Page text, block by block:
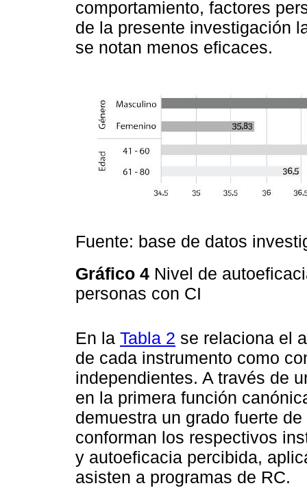
comportamiento, factores
de la presente investigación
se notan menos eficaces.
Fuente: base de datos
Gráfico 4 Nivel de
personas con CI
En la Tabla 2 se relaciona el
de cada instrumento como
independientes. A través de
en la primera función
demuestra un grado fuerte
conforman los respectivos
y autoeficacia percibida,
asisten a programas de RC.